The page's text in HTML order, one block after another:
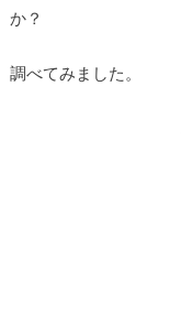
か？
調べてみました。